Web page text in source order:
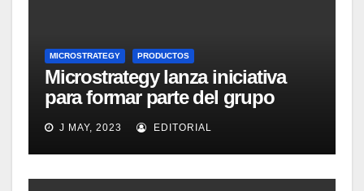
MICROSTRATEGY PRODUCTOS
Microstrategy lanza iniciativa
para formar parte del grupo
MicroStrategy Business
Intelligence Group en LinkedIn
J MAY, 2023 EDITORIAL